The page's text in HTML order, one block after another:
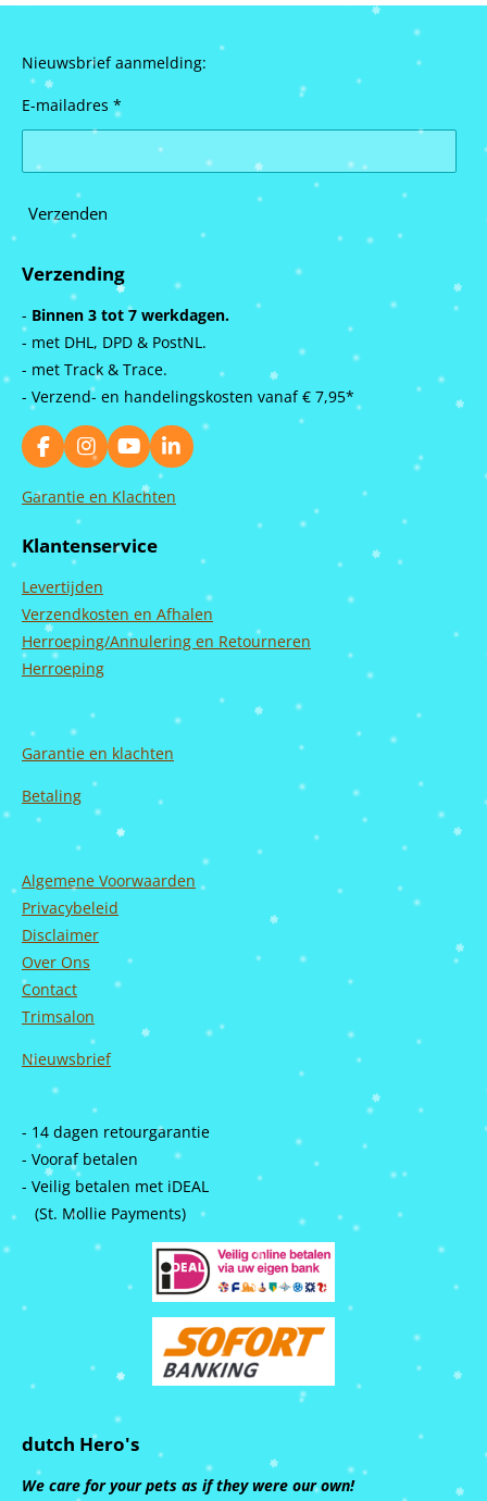
Nieuwsbrief aanmelding:
E-mailadres *
Verzenden
Verzending
- Binnen 3 tot 7 werkdagen.
- met DHL, DPD & PostNL.
- met Track & Trace.
- Verzend- en handelingskosten vanaf € 7,95*
F
a
c
o
k
I
n
s
g
a
m
Y
o
u
u
b
L
i
n
Garantie en Klachten
Klantenservice
Levertijden
Verzendkosten en Afhalen
Herroeping/Annulering en Retourneren
Herroeping
Garantie en klachten
Betaling
Algemene Voorwaarden
Privacybeleid
Disclaimer
Over Ons
Contact
Trimsalon
Nieuwsbrief
- 14 dagen retourgarantie
- Vooraf betalen
- Veilig betalen met iDEAL
(St. Mollie Payments)
dutch Hero's
We care for your pets as if they were our own!